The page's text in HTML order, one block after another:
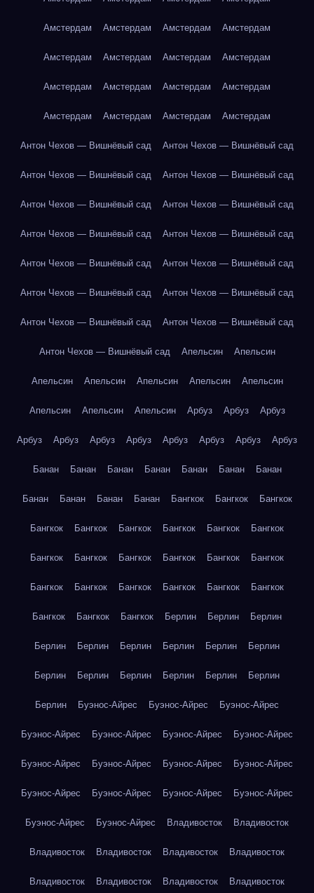
Амстердам Амстердам Амстердам Амстердам
Амстердам Амстердам Амстердам Амстердам
Амстердам Амстердам Амстердам Амстердам
Амстердам Амстердам Амстердам Амстердам
Антон Чехов — Вишнёвый сад Антон Чехов — Вишнёвый сад
Антон Чехов — Вишнёвый сад Антон Чехов — Вишнёвый сад
Антон Чехов — Вишнёвый сад Антон Чехов — Вишнёвый сад
Антон Чехов — Вишнёвый сад Антон Чехов — Вишнёвый сад
Антон Чехов — Вишнёвый сад Антон Чехов — Вишнёвый сад
Антон Чехов — Вишнёвый сад Антон Чехов — Вишнёвый сад
Антон Чехов — Вишнёвый сад Антон Чехов — Вишнёвый сад
Антон Чехов — Вишнёвый сад Апельсин Апельсин
Апельсин Апельсин Апельсин Апельсин Апельсин
Апельсин Апельсин Апельсин Арбуз Арбуз Арбуз
Арбуз Арбуз Арбуз Арбуз Арбуз Арбуз Арбуз Арбуз
Банан Банан Банан Банан Банан Банан Банан
Банан Банан Банан Банан Бангкок Бангкок Бангкок
Бангкок Бангкок Бангкок Бангкок Бангкок Бангкок
Бангкок Бангкок Бангкок Бангкок Бангкок Бангкок
Бангкок Бангкок Бангкок Бангкок Бангкок Бангкок
Бангкок Бангкок Бангкок Берлин Берлин Берлин
Берлин Берлин Берлин Берлин Берлин Берлин
Берлин Берлин Берлин Берлин Берлин Берлин
Берлин Буэнос-Айрес Буэнос-Айрес Буэнос-Айрес
Буэнос-Айрес Буэнос-Айрес Буэнос-Айрес Буэнос-Айрес
Буэнос-Айрес Буэнос-Айрес Буэнос-Айрес Буэнос-Айрес
Буэнос-Айрес Буэнос-Айрес Буэнос-Айрес Буэнос-Айрес
Буэнос-Айрес Буэнос-Айрес Владивосток Владивосток
Владивосток Владивосток Владивосток Владивосток
Владивосток Владивосток Владивосток Владивосток